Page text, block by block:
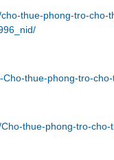
thue-phong-tro-
thue-phong-tro-
thue-phong-tro-